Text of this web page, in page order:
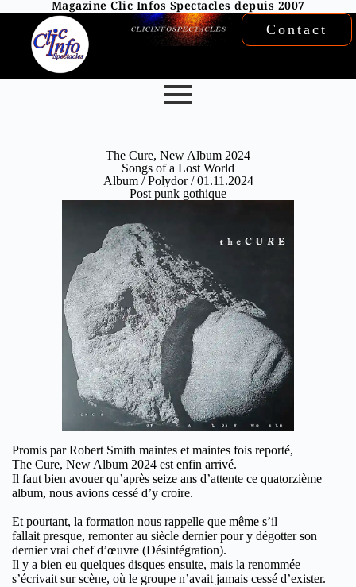
Magazine Clic Infos Spectacles depuis 2007
Contact
The Cure, New Album 2024
Songs of a Lost World
Album / Polydor / 01.11.2024
Post punk gothique
Promis par Robert Smith maintes et maintes fois reporté,
The Cure, New Album 2024 est enfin arrivé.
Il faut bien avouerqu’après seize ans d’attente ce quatorzième
album, nous avions cessé d’y croire.
Et pourtant, la formation nous rappelle que même s’il
fallait presque, remonter au siècle dernier pour y dégotter son
dernier vrai chef d’œuvre (Désintégration).
Il y a bien eu quelques disques ensuite, mais la renommée
s’écrivait sur scène, où le groupe n’avait jamais cessé d’exister.